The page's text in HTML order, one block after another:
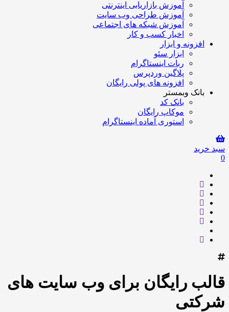
آموزش بازاریابی اینترنتی
آموزش طراحی وب سایت
آموزش شبکه های اجتماعی
اخبار کسب و کار
افزونه و ابزار
ابزار سئو
ربات اینستاگرام
پلاگین وردپرس
افزونه های پولی رایگان
بانک وبمستر
بانک کد
موکاپ رایگان
استوری آماده اینستاگرام
سبد خرید
0
قالب رایگان برای وب سایت های
شرکتی